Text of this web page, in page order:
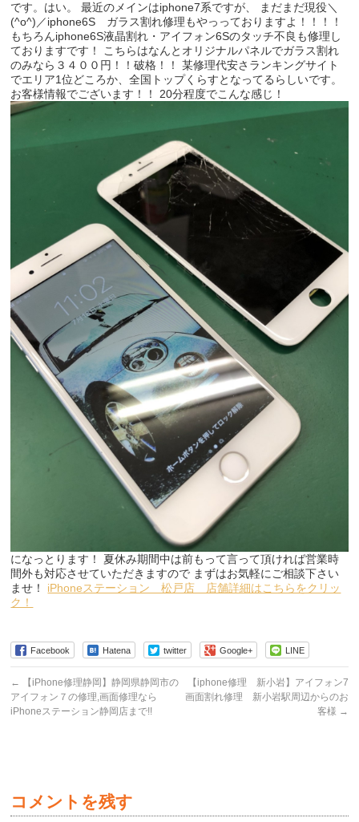
です。はい。 最近のメインはiphone7系ですが、 まだまだ現役＼
(^o^)／iphone6S ガラス割れ修理もやっっておりますよ！！！！
もちろんiphone6S液晶割れ・アイフォン6Sのタッチ不良も修理し
ておりますです！ こちらはなんとオリジナルパネルでガラス割れ
のみなら３４００円！！破格！！ 某修理代安さランキングサイト
でエリア1位どころか、全国トップくらすとなってるらしいです。
お客様情報でございます！！ 20分程度でこんな感じ！
になっとります！ 夏休み期間中は前もって言って頂ければ営業時
間外も対応させていただきますので まずはお気軽にご相談下さい
ませ！ iPhoneステーション 松戸店 店舗詳細はこちらをクリッ
ク！
Facebook Hatena twitter Google+ LINE
←
【iPhone修理静岡】静岡県静岡市の
アイフォン７の修理,画面修理なら
iPhoneステーション静岡店まで!!
【iphone修理 新小岩】アイフォン7
画面割れ修理 新小岩駅周辺からのお
客様 →
コメントを残す